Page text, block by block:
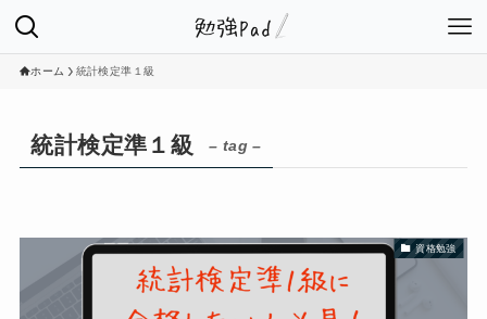
ホーム 統計検定準１級
統計検定準１級 – tag –
資格勉強